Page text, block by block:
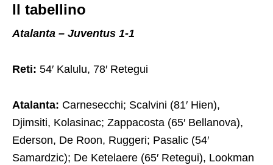
Il tabellino
Atalanta – Juventus 1-1
Reti: 54′ Kalulu, 78′ Retegui
Atalanta: Carnesecchi; Scalvini (81′ Hien),
Djimsiti, Kolasinac; Zappacosta (65′ Bellanova),
Ederson, De Roon, Ruggeri; Pasalic (54′
Samardzic); De Ketelaere (65′ Retegui), Lookman